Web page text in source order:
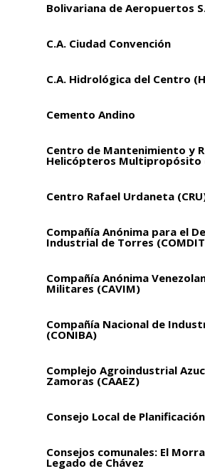
Bolivariana de Aeropuertos
C.A. Ciudad Convención
C.A. Hidrológica del Centro
Cemento Andino
Centro de Mantenimiento y
Helicópteros Multipropósito
Centro Rafael Urdaneta
Compañía Anónima para el
Industrial de Torres
Compañía Anónima
Militares (CAVIM)
Compañía Nacional de
(CONIBA)
Complejo Agroindustrial
Zamoras (CAAEZ)
Consejo Local de
Consejos comunales: El
Legado de Chávez